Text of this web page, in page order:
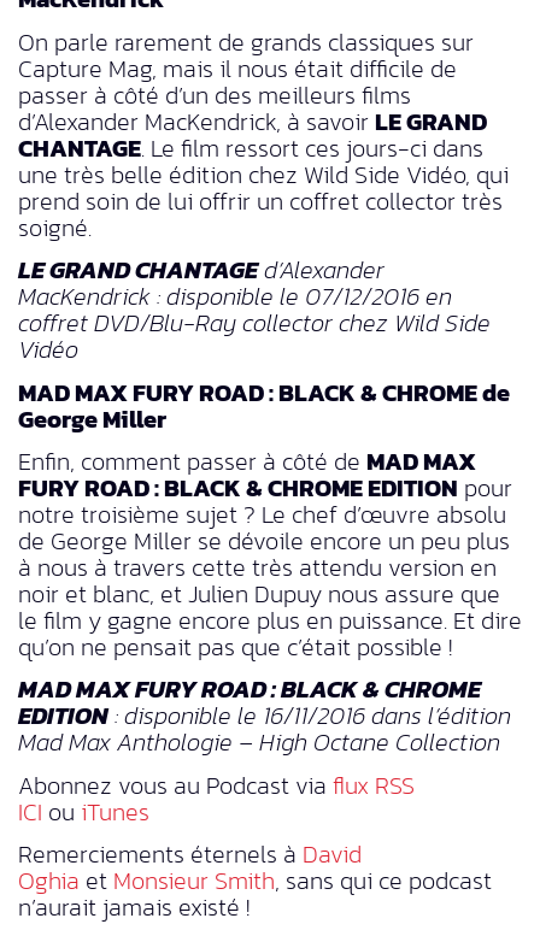
On parle rarement de grands classiques sur
Capture Mag, mais il nous était difficile de
passer à côté d’un des meilleurs films
d’Alexander MacKendrick, à savoirLE GRAND
CHANTAGE. Le film ressort ces jours-ci dans
une très belle édition chez Wild Side Vidéo, qui
prend soin de lui offrir un coffret collector très
soigné.
LE GRAND CHANTAGEd’Alexander
MacKendrick : disponible le 07/12/2016 en
coffret DVD/Blu-Ray collector chez Wild Side
Vidéo
MAD MAX FURY ROAD : BLACK & CHROME de
George Miller
Enfin, comment passer à côté de MAD MAX
FURY ROAD : BLACK & CHROME EDITION pour
notre troisième sujet ? Le chef d’œuvre absolu
de George Miller se dévoile encore un peu plus
à nous à travers cette très attendu version en
noir et blanc, et Julien Dupuy nous assure que
le film y gagne encore plus en puissance. Et dire
qu’on ne pensait pas que c’était possible !
MAD MAX FURY ROAD : BLACK & CHROME
EDITION: disponible le 16/11/2016 dans l’édition
Mad Max Anthologie – High Octane Collection
Abonnez vous au Podcast via flux RSS
ICI ou iTunes
Remerciements éternels à David
Oghia et Monsieur Smith, sans qui ce podcast
n’aurait jamais existé !